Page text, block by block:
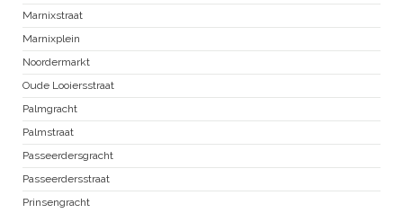
Marnixstraat
Marnixplein
Noordermarkt
Oude Looiersstraat
Palmgracht
Palmstraat
Passeerdersgracht
Passeerdersstraat
Prinsengracht